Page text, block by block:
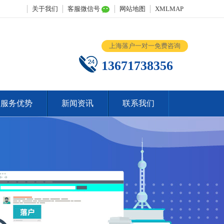
关于我们 客服微信号 网站地图 XMLMAP
上海落户一对一免费咨询
13671738356
服务优势 新闻资讯 联系我们